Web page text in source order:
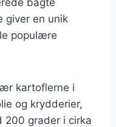
giver en unik
populære
kartoflerne i
og krydderier,
200 grader i cirka